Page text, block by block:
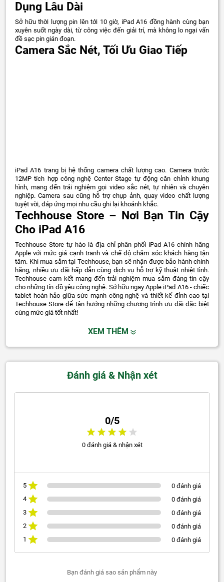
Dụng Lâu Dài
Sở hữu thời lượng pin lên tới 10 giờ, iPad A16 đồng hành cùng bạn
xuyên suốt ngày dài, từ công việc đến giải trí, mà không lo ngại vấn
đề sạc pin gián đoạn.
Camera Sắc Nét, Tối Ưu Giao Tiếp
iPad A16 trang bị hệ thống camera chất lượng cao. Camera trước
12MP tích hợp công nghệ Center Stage tự động căn chỉnh khung
hình, mang đến trải nghiệm gọi video sắc nét, tự nhiên và chuyên
nghiệp. Camera sau cũng hỗ trợ chụp ảnh, quay video chất lượng
tuyệt vời, đáp ứng mọi nhu cầu ghi lại khoảnh khắc.
Techhouse Store – Nơi Bạn Tin Cậy
Cho iPad A16
Techhouse Store tự hào là địa chỉ phân phối iPad A16 chính hãng
Apple với mức giá cạnh tranh và chế độ chăm sóc khách hàng tận
tâm. Khi mua sắm tại Techhouse, bạn sẽ nhận được bảo hành chính
hãng, nhiều ưu đãi hấp dẫn cùng dịch vụ hỗ trợ kỹ thuật nhiệt tình.
Techhouse cam kết mang đến trải nghiệm mua sắm đáng tin cậy
cho những tín đồ yêu công nghệ. Sở hữu ngay Apple iPad A16 - chiếc
tablet hoàn hảo giữa sức mạnh công nghệ và thiết kế đỉnh cao tại
Techhouse Store để tận hưởng những chương trình ưu đãi đặc biệt
cùng mức giá tốt nhất!
XEM THÊM
Đánh giá & Nhận xét
0/5
0 đánh giá & nhận xét
5
0 đánh giá
4
0 đánh giá
3
0 đánh giá
2
0 đánh giá
1
0 đánh giá
Bạn đánh giá sao sản phẩm này